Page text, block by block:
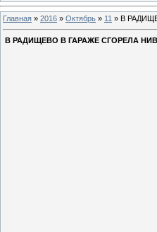
Главная » 2016 » Октябрь » 11 » В
В РАДИЩЕВО В ГАРАЖЕ СГОРЕЛА